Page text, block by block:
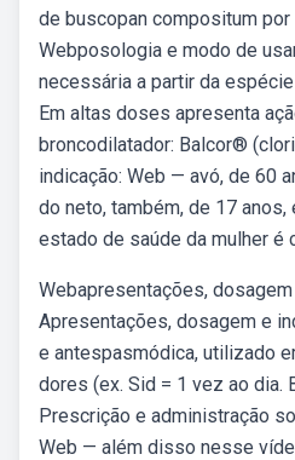
de buscopan compositum
Webposologia e modo de
necessária a partir da
Em altas doses apresenta
broncodilatador: Balcor®
indicação: Web — avó, de 60
do neto, também, de 17
estado de saúde da mulher é
Webapresentações,
Apresentações, dosagem e
e antespasmódica, utilizado
dores (ex. Sid = 1 vez ao dia.
Prescrição e administração
Web — além disso nesse